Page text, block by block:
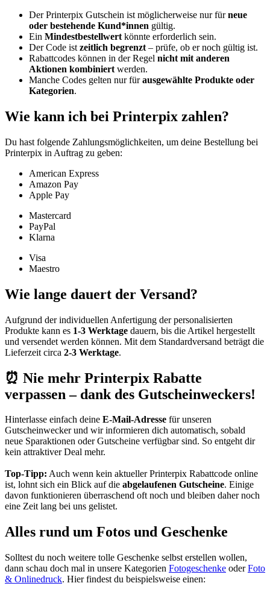
Der Printerpix Gutschein ist möglicherweise nur fürneue
oder bestehende Kund*innen gültig.
Ein Mindestbestellwert könnte erforderlich sein.
Der Code ist zeitlich begrenzt – prüfe, ob er noch gültig ist.
Rabattcodes können in der Regel nicht mit anderen
Aktionen kombiniert werden.
Manche Codes gelten nur fürausgewählte Produkte oder
Kategorien.
Wie kann ich bei Printerpix zahlen?
Du hast folgende Zahlungsmöglichkeiten, um deine Bestellung bei
Printerpix in Auftrag zu geben:
American Express
Amazon Pay
Apple Pay
Mastercard
PayPal
Klarna
Visa
Maestro
Wie lange dauert der Versand?
Aufgrund der individuellen Anfertigung der personalisierten
Produkte kann es 1-3 Werktage dauern, bis die Artikel hergestellt
und versendet werden können. Mit dem Standardversand beträgt die
Lieferzeit circa 2-3 Werktage.
⏰ Nie mehr Printerpix Rabatte
verpassen – dank des Gutscheinweckers!
Hinterlasse einfach deine E-Mail-Adresse für unseren
Gutscheinweckerund wir informieren dich automatisch, sobald
neue Sparaktionen oder Gutscheine verfügbar sind. So entgeht dir
kein attraktiver Deal mehr.
Top-Tipp: Auch wenn kein aktueller Printerpix Rabattcode online
ist, lohnt sich ein Blick auf die abgelaufenen Gutscheine. Einige
davon funktionieren überraschend oft noch und bleiben daher noch
eine Zeit lang bei uns gelistet.
Alles rund um Fotos und Geschenke
Solltest du noch weitere tolle Geschenke selbst erstellen wollen,
dann schau doch mal in unsere Kategorien Fotogeschenke oderFoto
& Onlinedruck. Hier findest du beispielsweise einen: